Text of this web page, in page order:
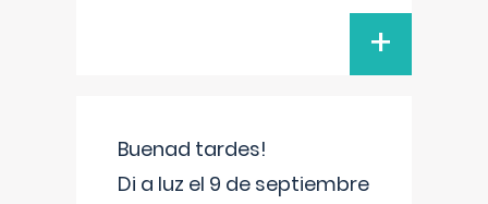
+
Buenad tardes!
Di a luz el 9 de septiembre